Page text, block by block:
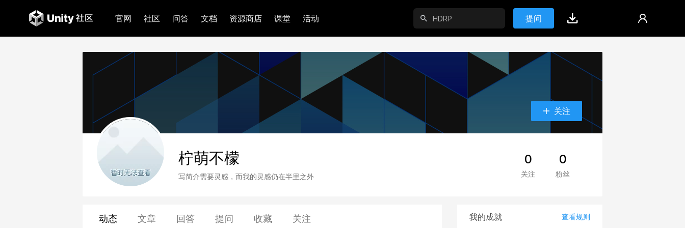
官网 社区 问答 文档 资源商店 课堂 活动 提问
关注
柠萌不檬
写简介需要灵感，而我的灵感仍在半里之外
0
关注
0
粉丝
动态 文章 回答 提问 收藏 关注 我的成就 查看规则